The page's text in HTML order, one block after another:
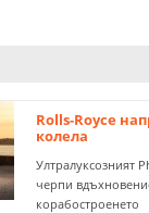
Rolls-Royce
колела
Ултралуксозният
черпи
корабостроенето